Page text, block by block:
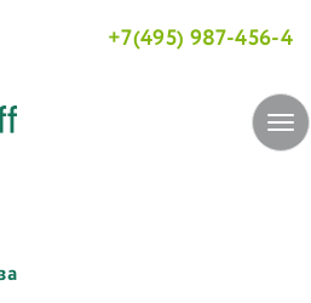
+7(495) 987-456-4